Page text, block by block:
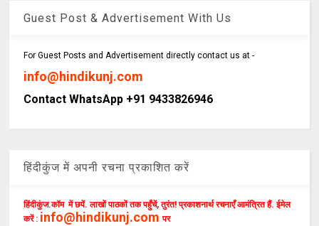
Guest Post & Advertisement With Us
For Guest Posts and Advertisement directly contact us at -
info@hindikunj.com
Contact WhatsApp +91 9433826946
हिंदीकुंज में अपनी रचना प्रकाशित करें
हिंदीकुंज.कॉम में छपें. लाखों पाठकों तक पहुँचें, तुरंत! प्रकाशनार्थ रचनाएँ आमंत्रित हैं. ईमेल
करें : info@hindikunj.com पर